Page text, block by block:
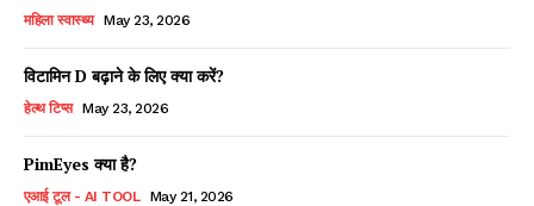
महिला स्वास्थ्य May 23, 2026
विटामिन D बढ़ाने के लिए क्या करें?
हेल्थ टिप्स May 23, 2026
PimEyes क्या है?
एआई टूल - AI TOOL May 21, 2026